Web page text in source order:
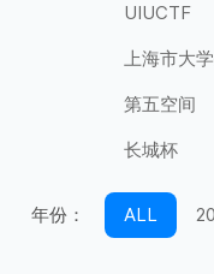
UIUCTF
上海市大
第五空间
长城杯
年份： ALL